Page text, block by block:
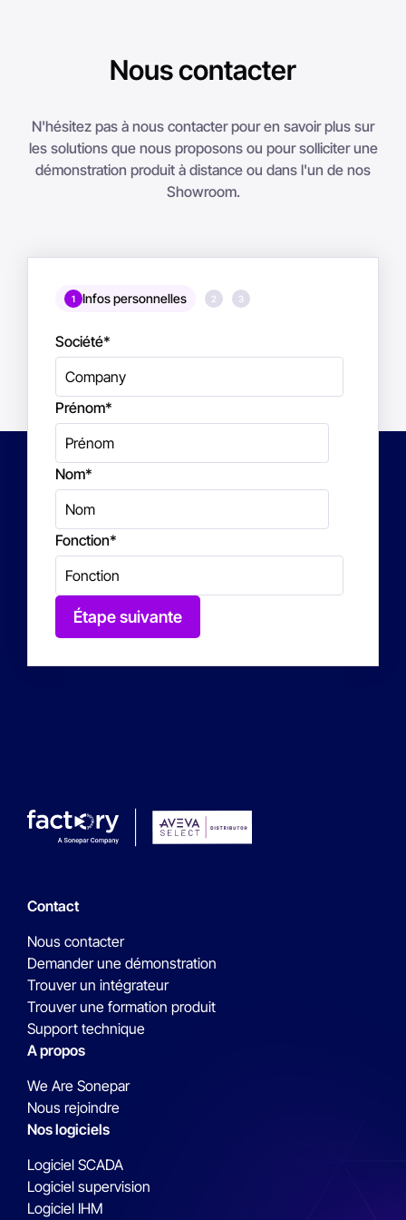
Nous contacter
N'hésitez pas à nous contacter pour en savoir plus sur
les solutions que nous proposons ou pour solliciter une
démonstration produit à distance ou dans l'un de nos
Showroom.
1 Infos personnelles 2 3
Société*
Prénom*
Nom*
Fonction*
Étape suivante
Contact
Nous contacter
Demander une démonstration
Trouver un intégrateur
Trouver une formation produit
Support technique
A propos
We Are Sonepar
Nous rejoindre
Nos logiciels
Logiciel SCADA
Logiciel supervision
Logiciel IHM